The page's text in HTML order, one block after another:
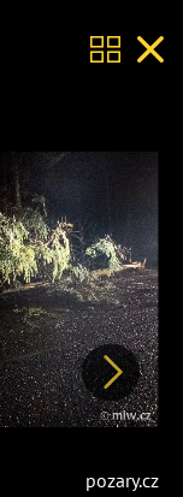
Další
pozary.cz